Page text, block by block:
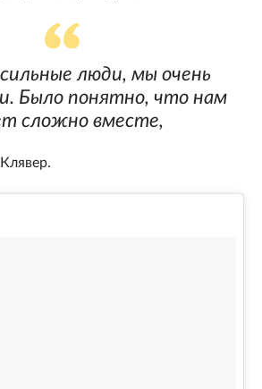
люди, мы очень
Было понятно, что нам
сложно вместе,